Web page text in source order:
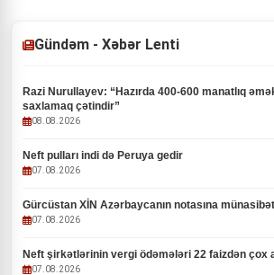
Gündəm - Xəbər Lenti
Razi Nurullayev: “Hazırda 400-600 manatlıq
saxlamaq çətindir”
08.08.2026
Neft pulları indi də Peruya gedir
07.08.2026
Gürcüstan XİN Azərbaycanın notasına
07.08.2026
Neft şirkətlərinin vergi ödəmələri 22 faizdən çox
07.08.2026